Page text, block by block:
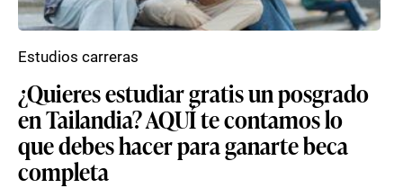
¿Quieres estudiar gratis un posgrado
en Tailandia? AQUÍ te contamos lo
que debes hacer para ganarte beca
completa
Estudios carreras